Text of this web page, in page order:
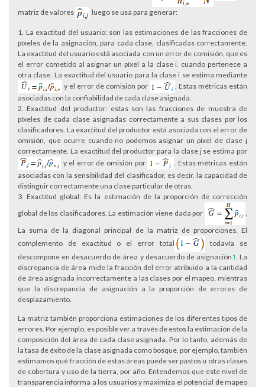
matriz de valores
luego se usa para generar:
La exactitud del usuario: son las estimaciones de las fracciones de
píxeles de la asignación, para cada clase, clasificadas correctamente.
La exactitud del usuario está asociada con un error de comisión, que es
el error cometido al asignar un píxel a la clase i, cuando pertenece a
otra clase. La exactitud del usuario para la clase i se estima mediante
y el error de comisión por
. Estas métricas están
asociadas con la confiabilidad de cada clase asignada.
Exactitud del productor: estas son las fracciones de muestra de
píxeles de cada clase asignadas correctamente a sus clases por los
clasificadores. La exactitud del productor está asociada con el error de
omisión, que ocurre cuando no podemos asignar un píxel de clase j
correctamente. La exactitud del productor para la clase j se estima por
y el error de omisión por
. Estas métricas están
asociadas con la sensibilidad del clasificador, es decir, la capacidad de
distinguir correctamente una clase particular de otras.
Exactitud global: Es la estimación de la proporción de corrección
global de los clasificadores. La estimación viene dada por
La suma de la diagonal principal de la matriz de proporciones. El
complemento de exactitud o el error total
todavía se
descompone en desacuerdo de área y desacuerdo de asignación1 . La
discrepancia de área mide la fracción del error atribuido a la cantidad
de área asignada incorrectamente a las clases por el mapeo, mientras
que la discrepancia de asignación a la proporción de errores de
desplazamiento.
La matriz también proporciona estimaciones de los diferentes tipos de
errores. Por ejemplo, es posible ver a través de estos la estimación de la
composición del área de cada clase asignada. Por lo tanto, además de
la tasa de éxito de la clase asignada como bosque, por ejemplo, también
estimamos qué fracción de estas áreas puede ser pastos u otras clases
de cobertura y uso de la tierra, por año. Entendemos que este nivel de
transparencia informa a los usuarios y maximiza el potencial de mapeo